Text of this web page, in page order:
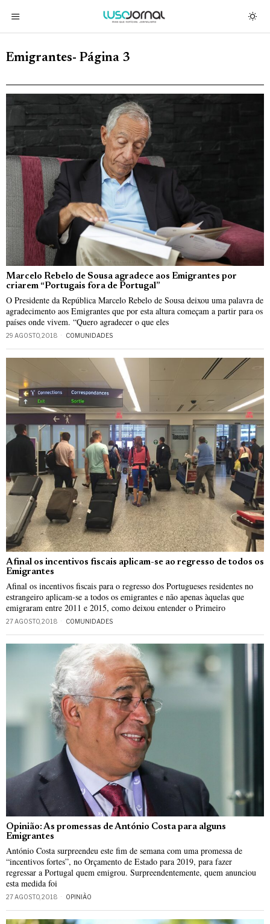
Emigrantes- Página 3
Marcelo Rebelo de Sousa agradece aos Emigrantes por
criarem “Portugais fora de Portugal”
O Presidente da República Marcelo Rebelo de Sousa deixou uma palavra de
agradecimento aos Emigrantes que por esta altura começam a partir para os
países onde vivem. “Quero agradecer o que eles
29 AGOSTO, 2018 COMUNIDADES
Afinal os incentivos fiscais aplicam-se ao regresso de todos os
Emigrantes
Afinal os incentivos fiscais para o regresso dos Portugueses residentes no
estrangeiro aplicam-se a todos os emigrantes e não apenas àquelas que
emigraram entre 2011 e 2015, como deixou entender o Primeiro
27 AGOSTO, 2018 COMUNIDADES
Opinião: As promessas de António Costa para alguns
Emigrantes
António Costa surpreendeu este fim de semana com uma promessa de
“incentivos fortes”, no Orçamento de Estado para 2019, para fazer
regressar a Portugal quem emigrou. Surpreendentemente, quem anunciou
esta medida foi
27 AGOSTO, 2018 OPINIÃO